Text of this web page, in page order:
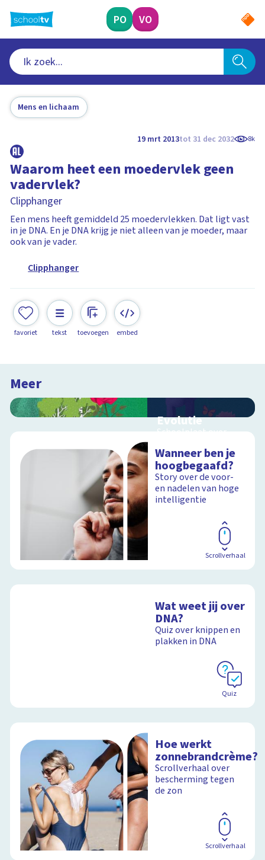
naar
hoofdinhoud
PO VO
Mens en lichaam
19 mrt 2013tot 31 dec 2032 8k
Waarom heet een moedervlek geen
vadervlek?
Clipphanger
Een mens heeft gemiddeld 25 moedervlekken. Dat ligt vast
in je DNA. En je DNA krijg je niet alleen van je moeder, maar
ook van je vader.
Clipphanger
favoriet tekst toevoegen embed
Meer
Evolutie
Schoolplaat over
geologische
tijdschaal
Wanneer ben je
hoogbegaafd?
Story over de voor-
en nadelen van hoge
intelligentie
Scrollverhaal
Wat weet jij over
DNA?
Quiz over knippen en
plakken in DNA
Quiz
Hoe werkt
zonnebrandcrème?
Scrollverhaal over
bescherming tegen
de zon
Scrollverhaal